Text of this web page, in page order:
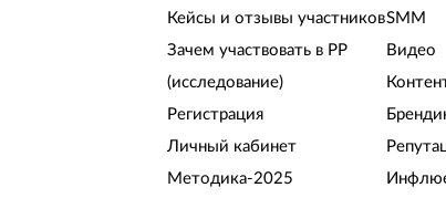
Кейсы и отзывы участников
Зачем участвовать в РР
(исследование)
Регистрация
Личный кабинет
Методика-2025
SMM
Видео